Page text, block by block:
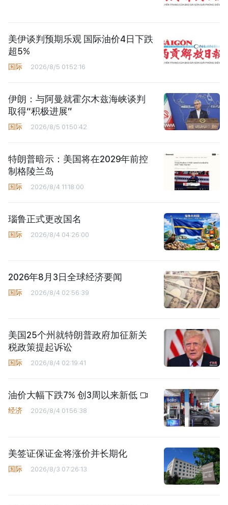
美伊谈判预期乐观 国际油价4日下跌
超5%
国际 2026/8/5 01:52:16
伊朗：与阿曼就霍尔木兹海峡谈判
取得“积极进展”
国际 2026/8/5 01:50:42
特朗普暗示：美国将在2029年前控
制格陵兰岛
国际 2026/8/4 11:18:00
瑙鲁正式更改国名
国际 2026/8/4 04:26:00
2026年8月3日全球经济要闻
国际 2026/8/4 02:56:39
美国25个州就特朗普政府加征新关
税政策提起诉讼
国际 2026/8/4 02:19:41
油价大幅下跌7% 创3周以来新低
经济 2026/8/4 01:56:38
美签证保证金将涨价并长期化
国际 2026/8/3 07:26:13